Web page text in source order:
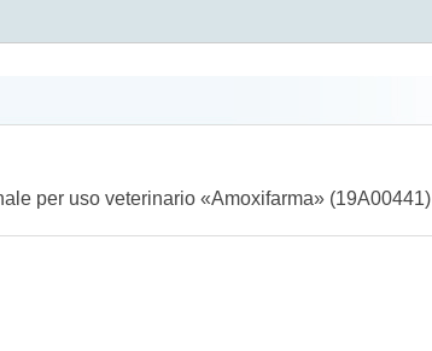
per uso veterinario «Amoxifarma» (19A00441)